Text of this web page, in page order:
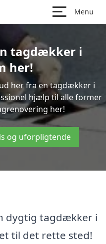
Menu
tagdækker i
her!
her fra en tagdækker i
hjælp til alle former
her!
og uforpligtende
dygtig tagdækker i
til det rette sted!